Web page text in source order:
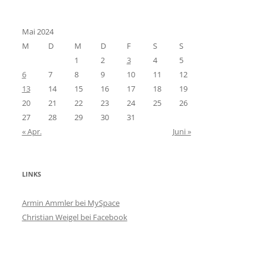
Mai 2024
M
D M D F S
S
1
2 3 4
5
6
7 8 9 10 11
12
13
14 15 16 17 18
19
20
21 22 23 24 25
26
27
28 29 30
31
« Apr.
Juni »
LINKS
Armin Ammler bei MySpace
Christian Weigel bei Facebook